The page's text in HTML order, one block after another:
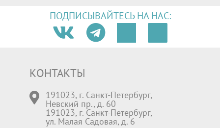
ПОДПИСЫВАЙТЕСЬ НА НАС:
КОНТАКТЫ
191023, г. Санкт-Петербург,
Невский пр., д. 60
191023, г. Санкт-Петербург,
ул. Малая Садовая, д. 6